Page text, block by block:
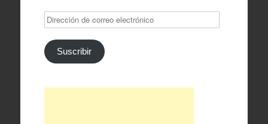
Dirección
de
correo
electrónico
Suscribir